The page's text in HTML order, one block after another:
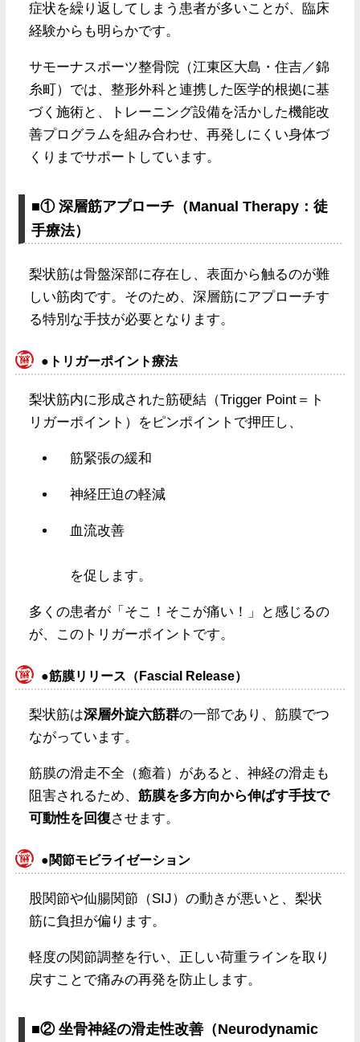
症状を繰り返してしまう患者が多いことが、臨床
経験からも明らかです。
サモーナスポーツ整骨院（江東区大島・住吉／錦
糸町）では、整形外科と連携した医学的根拠に基
づく施術と、トレーニング設備を活かした機能改
善プログラムを組み合わせ、再発しにくい身体づ
くりまでサポートしています。
■① 深層筋アプローチ（Manual Therapy：徒
手療法）
梨状筋は骨盤深部に存在し、表面から触るのが難
しい筋肉です。そのため、深層筋にアプローチす
る特別な手技が必要となります。
●トリガーポイント療法
梨状筋内に形成された筋硬結（Trigger Point＝ト
リガーポイント）をピンポイントで押圧し、
筋緊張の緩和
神経圧迫の軽減
血流改善
を促します。
多くの患者が「そこ！そこが痛い！」と感じるの
が、このトリガーポイントです。
●筋膜リリース（Fascial Release）
梨状筋は深層外旋六筋群の一部であり、筋膜でつ
ながっています。
筋膜の滑走不全（癒着）があると、神経の滑走も
阻害されるため、 筋膜を多方向から伸ばす手技で
可動性を回復させます。
●関節モビライゼーション
股関節や仙腸関節（SIJ）の動きが悪いと、梨状
筋に負担が偏ります。
軽度の関節調整を行い、正しい荷重ラインを取り
戻すことで痛みの再発を防止します。
■② 坐骨神経の滑走性改善（Neurodynamic